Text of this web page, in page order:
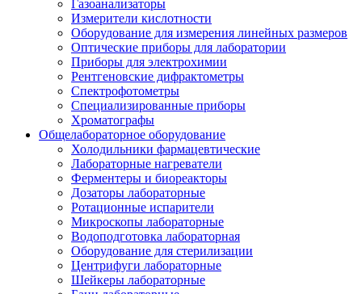
Газоанализаторы
Измерители кислотности
Оборудование для измерения линейных размеров
Оптические приборы для лаборатории
Приборы для электрохимии
Рентгеновские дифрактометры
Спектрофотометры
Специализированные приборы
Хроматографы
Общелабораторное оборудование
Холодильники фармацевтические
Лабораторные нагреватели
Ферментеры и биореакторы
Дозаторы лабораторные
Ротационные испарители
Микроскопы лабораторные
Водоподготовка лабораторная
Оборудование для стерилизации
Центрифуги лабораторные
Шейкеры лабораторные